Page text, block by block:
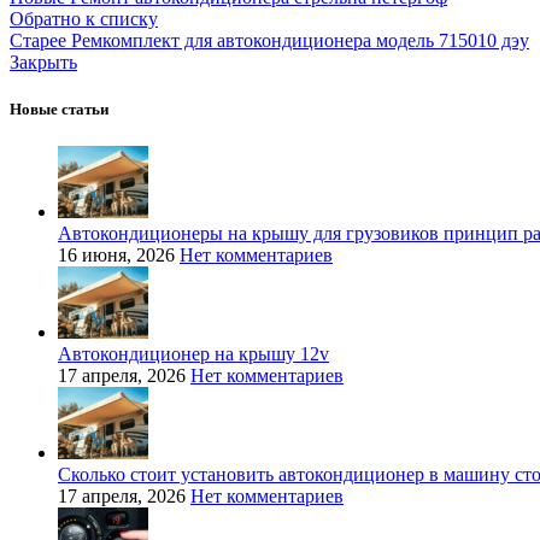
Обратно к списку
Старее Ремкомплект для автокондиционера модель 715010 дэу
Закрыть
Новые статьи
Автокондиционеры на крышу для грузовиков принцип
16 июня, 2026 Нет комментариев
Автокондиционер на крышу 12v
17 апреля, 2026 Нет комментариев
Сколько стоит установить автокондиционер в машину
17 апреля, 2026 Нет комментариев